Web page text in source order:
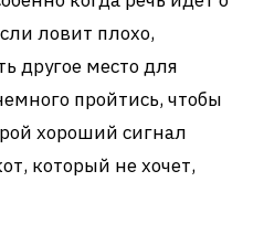
ловит плохо,
другое место для
пройтись, чтобы
хороший сигнал
который не хочет,